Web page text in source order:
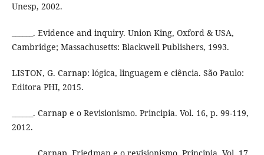
Unesp, 2002.
______. Evidence and inquiry. Union King, Oxford & USA,
Cambridge; Massachusetts: Blackwell Publishers, 1993.
LISTON, G. Carnap: lógica, linguagem e ciência. São Paulo:
Editora PHI, 2015.
______. Carnap e o Revisionismo. Principia. Vol. 16, p. 99-119,
2012.
______. Carnap, Friedman e o revisionismo. Principia. Vol. 17,